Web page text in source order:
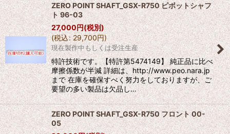
ZERO POINT SHAFT_GSX-R750 ピボットシャフ
ト 96-03
27,000円(税別)
(税込: 29,700円)
現在製作中もしくは受注生産
特許技術です。【特許第5474149】 純正品に比べ
摩擦係数が半減 詳細は、http://www.peo.nara.jp
まで 在庫を確保すべく努力をしておりますが、ご
要望の多い製品は欠品し…
ZERO POINT SHAFT_GSX-R750 フロント 00-
05